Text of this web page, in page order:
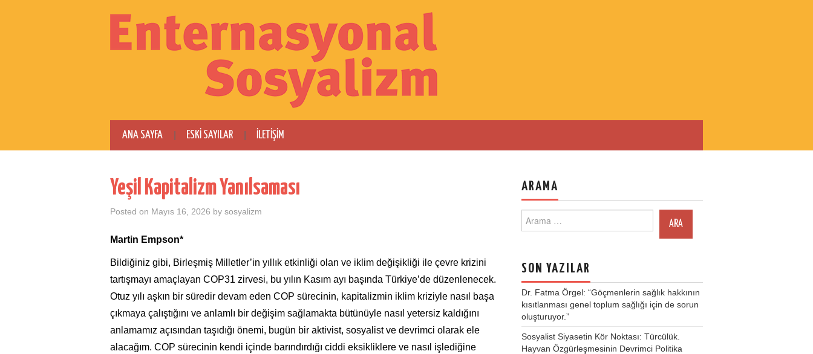
ANA SAYFA ESKI SAYILAR İLETIŞIM
Yeşil Kapitalizm Yanılsaması
Posted on Mayıs 16, 2026 by sosyalizm
Martin Empson*
Bildiğiniz gibi, Birleşmiş Milletler’in yıllık etkinliği olan ve iklim değişikliği ile çevre krizini
tartışmayı amaçlayan COP31 zirvesi, bu yılın Kasım ayı başında Türkiye’de düzenlenecek.
Otuz yılı aşkın bir süredir devam eden COP sürecinin, kapitalizmin iklim kriziyle nasıl başa
çıkmaya çalıştığını ve anlamlı bir değişim sağlamakta bütünüyle nasıl yetersiz kaldığını
anlamamız açısından taşıdığı önemi, bugün bir aktivist, sosyalist ve devrimci olarak ele
alacağım. COP sürecinin kendi içinde barındırdığı ciddi eksikliklere ve nasıl işlediğine
ARAMA
for:
SON YAZILAR
Dr. Fatma Örgel: “Göçmenlerin sağlık hakkının
kısıtlanması genel toplum sağlığı için de sorun
oluşturuyor.”
Sosyalist Siyasetin Kör Noktası: Türcülük.
Hayvan Özgürleşmesinin Devrimci Politika